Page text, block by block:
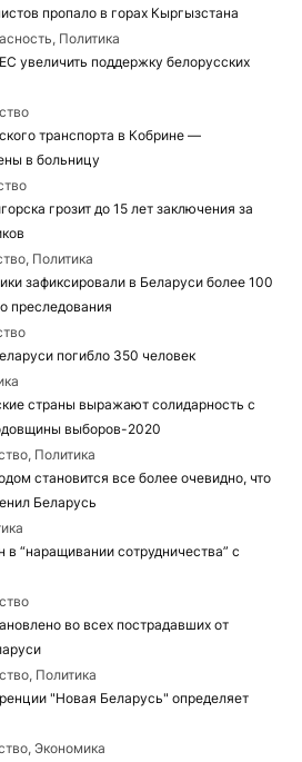
пропало в горах Кыргызстана
Политика
увеличить поддержку белорусских
транспорта в Кобрине —
в больницу
грозит до 15 лет заключения за
Политика
зафиксировали в Беларуси более 100
преследования
погибло 350 человек
страны выражают солидарность с
выборов-2020
Политика
становится все более очевидно, что
Беларусь
“наращивании сотрудничества” с
во всех пострадавших от
Политика
"Новая Беларусь" определяет
Экономика